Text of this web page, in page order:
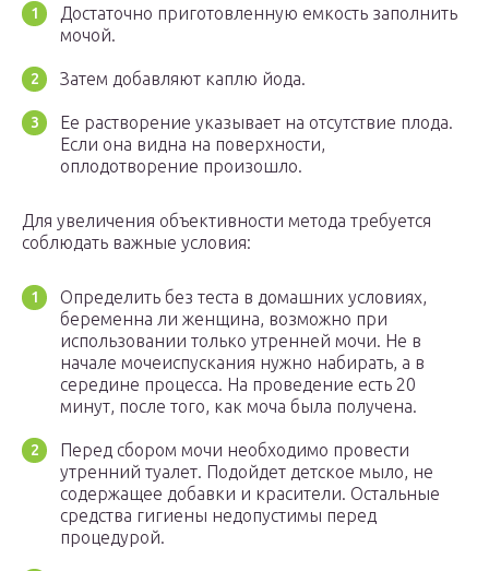
Достаточно приготовленную емкость заполнить
мочой.
Затем добавляют каплю йода.
Ее растворение указывает на отсутствие плода.
Если она видна на поверхности,
оплодотворение произошло.
Для увеличения объективности метода требуется
соблюдать важные условия:
Определить без теста в домашних условиях,
беременна ли женщина, возможно при
использовании только утренней мочи. Не в
начале мочеиспускания нужно набирать, а в
середине процесса. На проведение есть 20
минут, после того, как моча была получена.
Перед сбором мочи необходимо провести
утренний туалет. Подойдет детское мыло, не
содержащее добавки и красители. Остальные
средства гигиены недопустимы перед
процедурой.